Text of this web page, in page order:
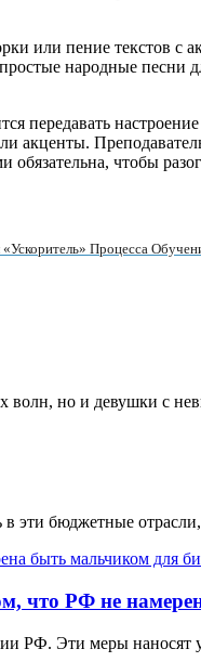
или пение текстов с
народные песни
передавать
акценты.
чтобы
Процесса
волн, но и девушки с
эти бюджетные
что РФ не
РФ. Эти меры наносят